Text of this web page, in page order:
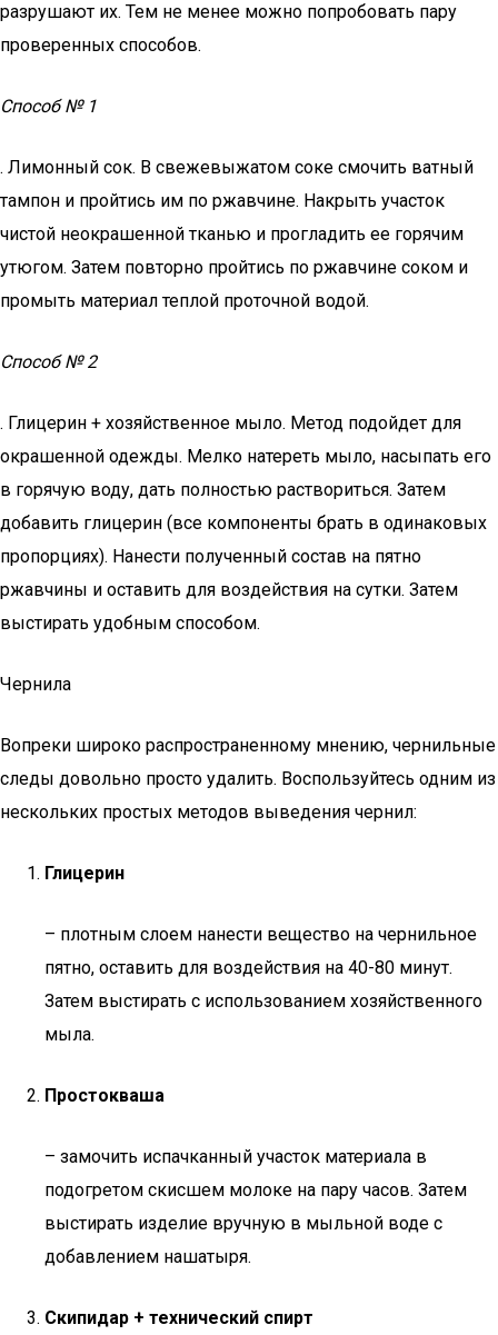
разрушают их. Тем не менее можно попробовать пару
проверенных способов.
Способ № 1
. Лимонный сок. В свежевыжатом соке смочить ватный
тампон и пройтись им по ржавчине. Накрыть участок
чистой неокрашенной тканью и прогладить ее горячим
утюгом. Затем повторно пройтись по ржавчине соком и
промыть материал теплой проточной водой.
Способ № 2
. Глицерин + хозяйственное мыло. Метод подойдет для
окрашенной одежды. Мелко натереть мыло, насыпать его
в горячую воду, дать полностью раствориться. Затем
добавить глицерин (все компоненты брать в одинаковых
пропорциях). Нанести полученный состав на пятно
ржавчины и оставить для воздействия на сутки. Затем
выстирать удобным способом.
Чернила
Вопреки широко распространенному мнению, чернильные
следы довольно просто удалить. Воспользуйтесь одним из
нескольких простых методов выведения чернил:
Глицерин
– плотным слоем нанести вещество на чернильное
пятно, оставить для воздействия на 40-80 минут.
Затем выстирать с использованием хозяйственного
мыла.
Простокваша
– замочить испачканный участок материала в
подогретом скисшем молоке на пару часов. Затем
выстирать изделие вручную в мыльной воде с
добавлением нашатыря.
Скипидар + технический спирт